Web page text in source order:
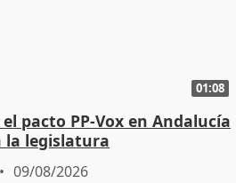
01:08
pacto PP-Vox en Andalucía
la legislatura
09/08/2026